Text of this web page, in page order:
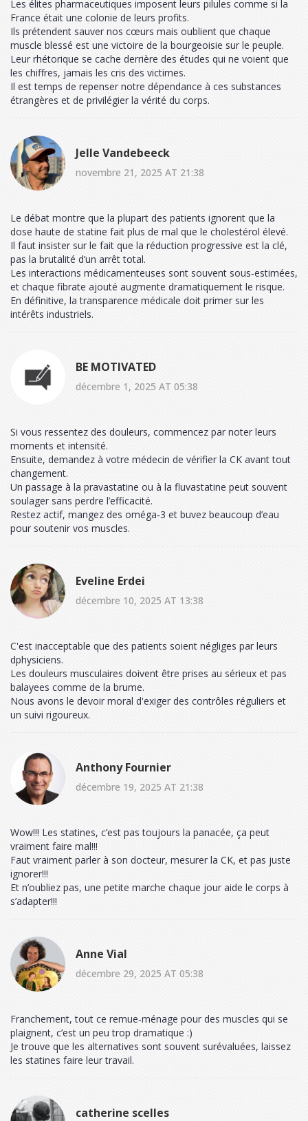
Les élites pharmaceutiques imposent leurs pilules comme si la
France était une colonie de leurs profits.
Ils prétendent sauver nos cœurs mais oublient que chaque
muscle blessé est une victoire de la bourgeoisie sur le peuple.
Leur rhétorique se cache derrière des études qui ne voient que
les chiffres, jamais les cris des victimes.
Il est temps de repenser notre dépendance à ces substances
étrangères et de privilégier la vérité du corps.
Jelle Vandebeeck
novembre 21, 2025 AT 21:38
Le débat montre que la plupart des patients ignorent que la
dose haute de statine fait plus de mal que le cholestérol élevé.
Il faut insister sur le fait que la réduction progressive est la clé,
pas la brutalité d’un arrêt total.
Les interactions médicamenteuses sont souvent sous‑estimées,
et chaque fibrate ajouté augmente dramatiquement le risque.
En définitive, la transparence médicale doit primer sur les
intérêts industriels.
BE MOTIVATED
décembre 1, 2025 AT 05:38
Si vous ressentez des douleurs, commencez par noter leurs
moments et intensité.
Ensuite, demandez à votre médecin de vérifier la CK avant tout
changement.
Un passage à la pravastatine ou à la fluvastatine peut souvent
soulager sans perdre l’efficacité.
Restez actif, mangez des oméga‑3 et buvez beaucoup d’eau
pour soutenir vos muscles.
Eveline Erdei
décembre 10, 2025 AT 13:38
C'est inacceptable que des patients soient négliges par leurs
dphysiciens.
Les douleurs musculaires doivent être prises au sérieux et pas
balayees comme de la brume.
Nous avons le devoir moral d'exiger des contrôles réguliers et
un suivi rigoureux.
Anthony Fournier
décembre 19, 2025 AT 21:38
Wow!!! Les statines, c’est pas toujours la panacée, ça peut
vraiment faire mal!!!
Faut vraiment parler à son docteur, mesurer la CK, et pas juste
ignorer!!!
Et n’oubliez pas, une petite marche chaque jour aide le corps à
s’adapter!!!
Anne Vial
décembre 29, 2025 AT 05:38
Franchement, tout ce remue‑ménage pour des muscles qui se
plaignent, c’est un peu trop dramatique :)
Je trouve que les alternatives sont souvent surévaluées, laissez
les statines faire leur travail.
catherine scelles